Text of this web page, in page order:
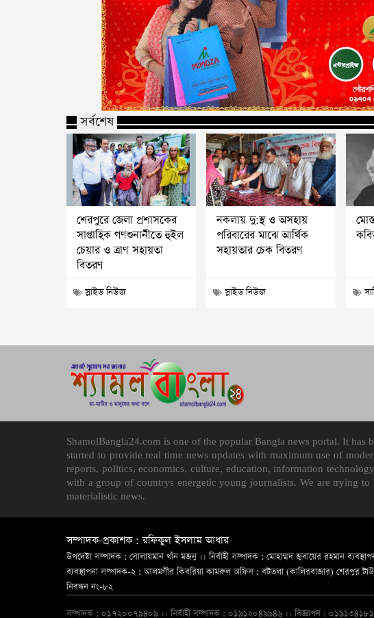
সর্বশেষ
শেরপুরে জেলা প্রশাসকের
সাপ্তাহিক গণশুনানীতে হুইল
চেয়ার ও ত্রাণ সহায়তা
বিতরণ
স্লাইড নিউজ
নকলায় দু:স্থ ও অসহায়
পরিবারের মাঝে আর্থিক
সহায়তার চেক বিতরণ
স্লাইড নিউজ
ShamolBangla24.com is one of the popular Bangla news portal. It
started to provide real time news updates with maximum use of
reports, politics, economics, culture, education, information
with a group of countrys energetic young journalists. We are trying
materialistic news.
সম্পাদক-প্রকাশক : রফিকুল ইসলাম আধার
উপদেষ্টা সম্পাদক : সোলায়মান খাঁন মজনু ।। নির্বাহী সম্পাদক : মোহাম্মদ জুবায়ের রহমান
ব্যবস্থাপনা সম্পাদক-২ : আলমগীর কিবরিয়া কামরুল অফিস : বটতলা (কালিরবাজার) শেরপুর
নিবন্ধন নং-৮২
সম্পাদক : ০১৭২০০৭৯৪০৯ ।। নির্বাহী সম্পাদক : ০১৯১২০৪৯৯৪৬ ।। বিজ্ঞাপন :